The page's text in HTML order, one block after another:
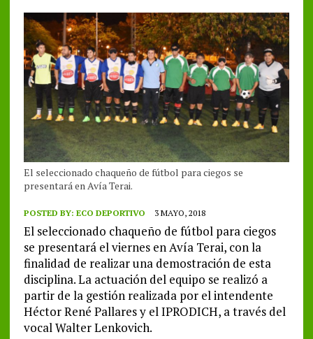
El seleccionado chaqueño de fútbol para ciegos se
presentará en Avía Terai.
POSTED BY: ECO DEPORTIVO 3 MAYO, 2018
El seleccionado chaqueño de fútbol para ciegos
se presentará el viernes en Avía Terai, con la
finalidad de realizar una demostración de esta
disciplina. La actuación del equipo se realizó a
partir de la gestión realizada por el intendente
Héctor René Pallares y el IPRODICH, a través del
vocal Walter Lenkovich.